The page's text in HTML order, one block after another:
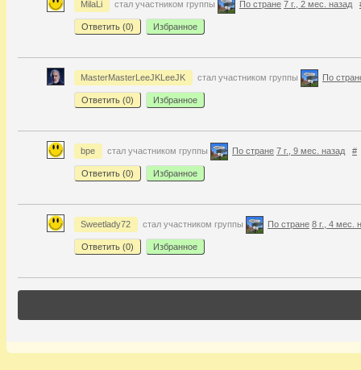
MilaLi стал участником группы По стране 7 г., 2 мес. назад
Ответить (0) Избранное
MasterMasterLeeJKLeeJK стал участником группы По
Ответить (0) Избранное
bpe стал участником группы По стране 7 г., 9 мес. назад #
Ответить (0) Избранное
Sweetlady72 стал участником группы По стране 8 г., 4 мес.
Ответить (0) Избранное